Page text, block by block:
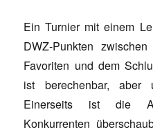
Ein Turnier mit einem
DWZ-Punkten
Favoriten und dem
ist berechenbar, aber
Einerseits ist die
Konkurrenten